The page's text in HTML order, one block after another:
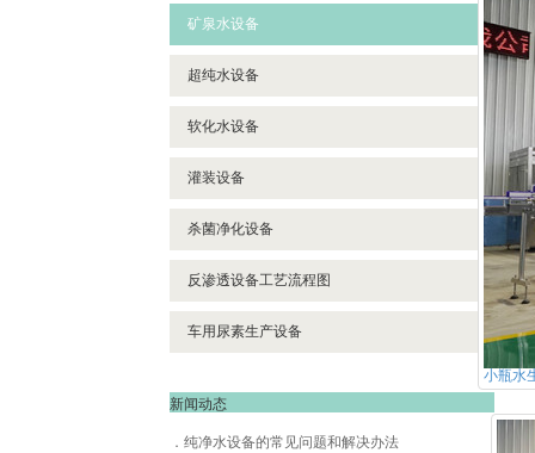
小瓶水
矿泉水设备
超纯水设备
软化水设备
灌装设备
杀菌净化设备
反渗透设备工艺流程图
车用尿素生产设备
新闻动态
纯净水设备的常见问题和解决办法